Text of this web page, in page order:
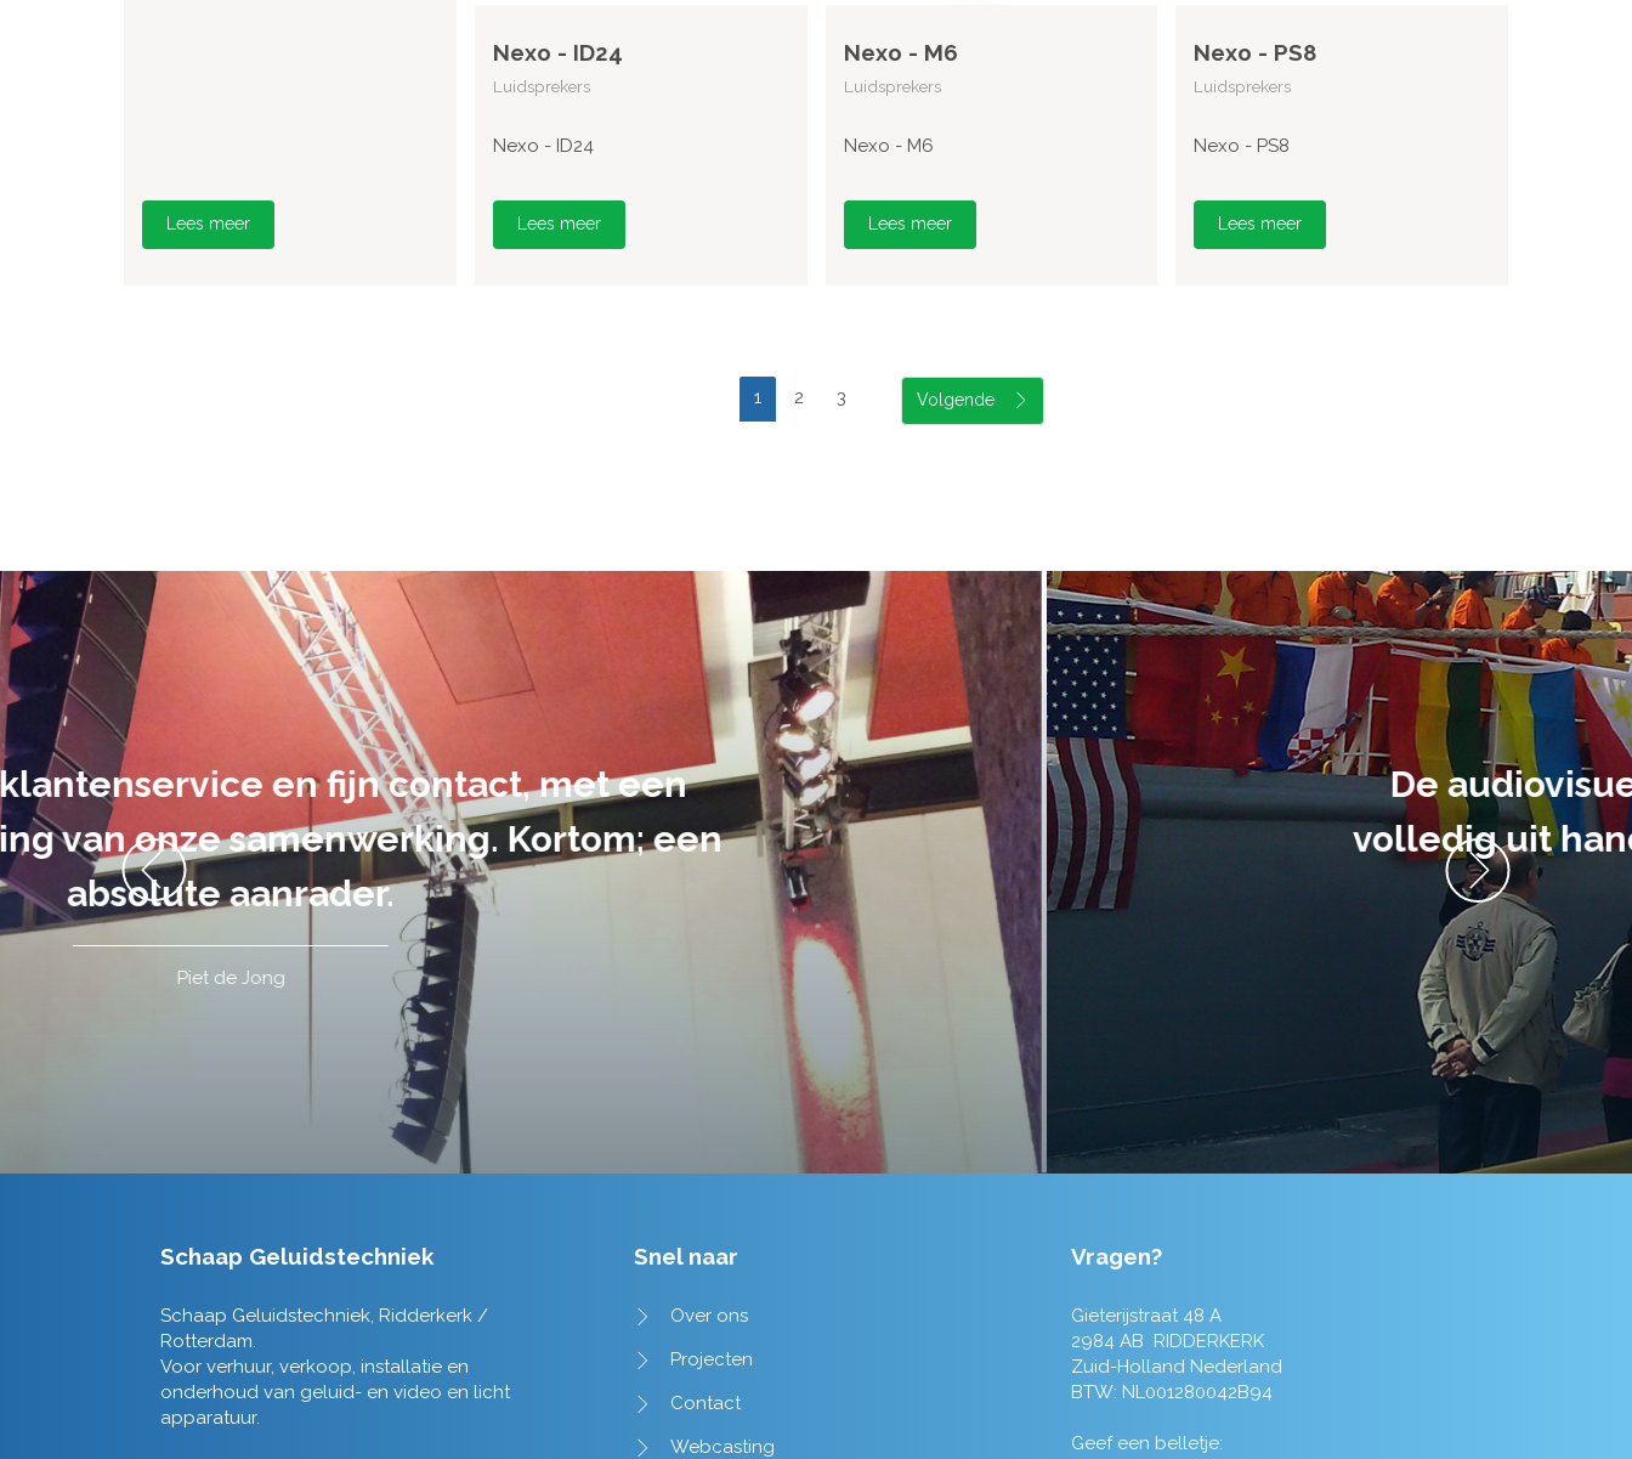
Lees meer
Nexo - ID24
Luidsprekers
Nexo - ID24
Lees meer
Nexo - M6
Luidsprekers
Nexo - M6
Lees meer
Nexo - PS8
Luidsprekers
Nexo - PS8
Lees meer
1 2 3
De audiovisuele uitvoering van ons evenement heb ik
volledig uit handen gegeven en dat is een aanrader! Alles
tot in de puntjes verzorgd.
Tim de Lange
Schaap Geluidstechniek
Schaap Geluidstechniek, Ridderkerk /
Rotterdam.
Voor verhuur, verkoop, installatie en
onderhoud van geluid- en video en licht
apparatuur.
Snel naar
Over ons
Projecten
Contact
Webcasting
Vragen?
Gieterijstraat 48 A
2984 AB RIDDERKERK
Zuid-Holland Nederland
BTW: NL001280042B94
Geef een belletje: